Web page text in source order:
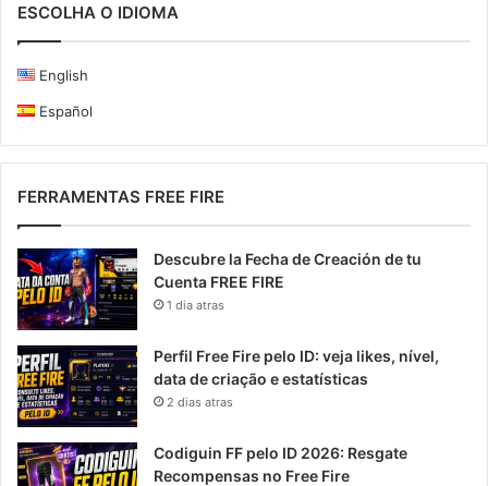
ESCOLHA O IDIOMA
English
Español
FERRAMENTAS FREE FIRE
Descubre la Fecha de Creación de tu
Cuenta FREE FIRE
1 dia atras
Perfil Free Fire pelo ID: veja likes, nível,
data de criação e estatísticas
2 dias atras
Codiguin FF pelo ID 2026: Resgate
Recompensas no Free Fire